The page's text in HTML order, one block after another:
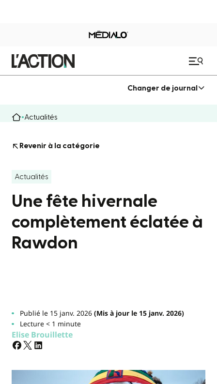
Changer de journal
Actualités
Revenir à la catégorie
Actualités
Une fête hivernale
complètement éclatée à
Rawdon
Publié le 15 janv. 2026(Mis à jour le 15 janv. 2026)
Lecture < 1 minute
Elise Brouillette